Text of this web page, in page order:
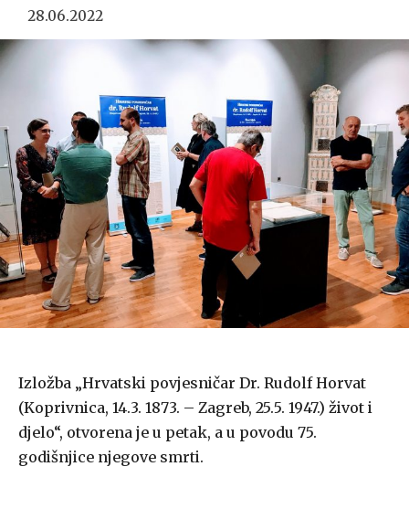
28.06.2022
Izložba „Hrvatski povjesničar Dr. Rudolf Horvat
(Koprivnica, 14.3. 1873. – Zagreb, 25.5. 1947.) život i
djelo“, otvorena je u petak, a u povodu 75.
godišnjice njegove smrti.